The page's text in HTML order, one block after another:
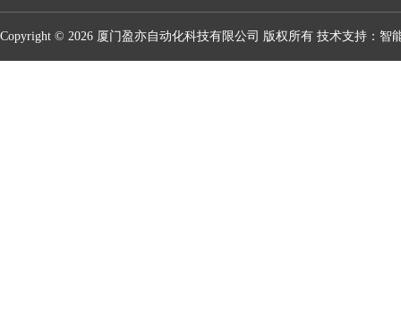
Copyright © 2026 厦门盈亦自动化科技有限公司 版权所有 技术支持： 智